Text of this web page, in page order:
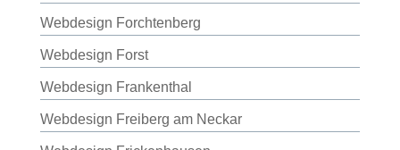
Webdesign Forchtenberg
Webdesign Forst
Webdesign Frankenthal
Webdesign Freiberg am Neckar